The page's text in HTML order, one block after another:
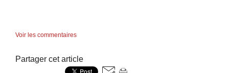
Voir les commentaires
Partager cet article